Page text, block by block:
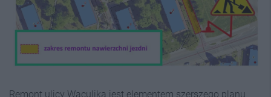
Remont ulicy Waculika jest elementem szerszego planu